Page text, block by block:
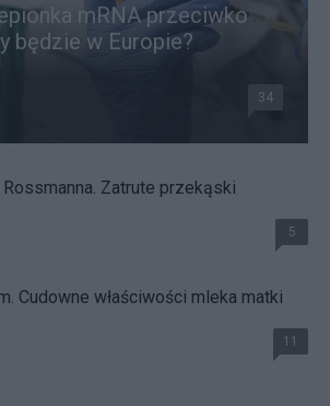
mRNA przeciwko
będzie w Europie?
34
Zatrute przekąski
5
Cudowne właściwości mleka matki
11